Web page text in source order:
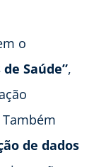
o
Saúde”,
de dados